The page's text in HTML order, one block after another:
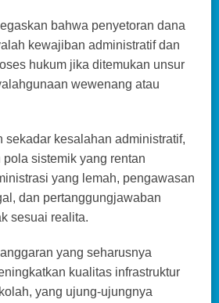
bahwa penyetoran dana
kewajiban administratif dan
hukum jika ditemukan unsur
wewenang atau
sekadar kesalahan administratif,
sistemik yang rentan
yang lemah, pengawasan
dan pertanggungjawaban
sesuai realita.
yang seharusnya
kualitas infrastruktur
yang ujung-ujungnya